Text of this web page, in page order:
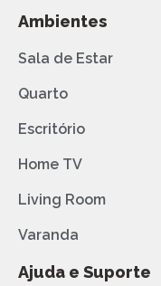
Ambientes
Sala de Estar
Quarto
Escritório
Home TV
Living Room
Varanda
Ajuda e Suporte